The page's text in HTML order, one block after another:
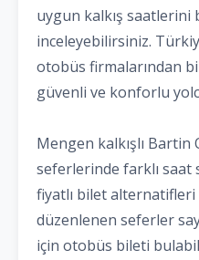
uygun kalkış saatlerini
inceleyebilirsiniz.
otobüs firmalarından
güvenli ve konforlu
Mengen kalkışlı Bartin
seferlerinde farklı saat
fiyatlı bilet
düzenlenen seferler
için otobüs bileti